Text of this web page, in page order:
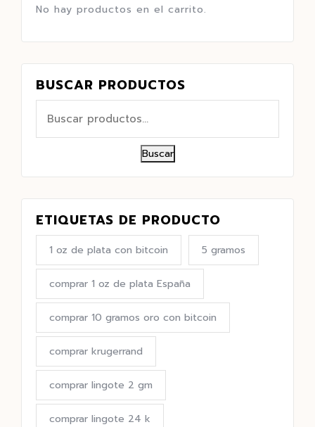
No hay productos en el carrito.
BUSCAR PRODUCTOS
Buscar
ETIQUETAS DE PRODUCTO
1 oz de plata con bitcoin 5 gramos
comprar 1 oz de plata España
comprar 10 gramos oro con bitcoin
comprar krugerrand
comprar lingote 2 gm
comprar lingote 24 k